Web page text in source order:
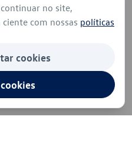
no site,
com nossas políticas
cookies